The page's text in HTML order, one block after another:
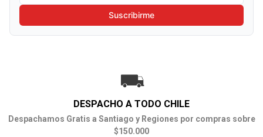
Suscribirme
DESPACHO A TODO CHILE
Despachamos Gratis a Santiago y Regiones por compras sobre
$150.000